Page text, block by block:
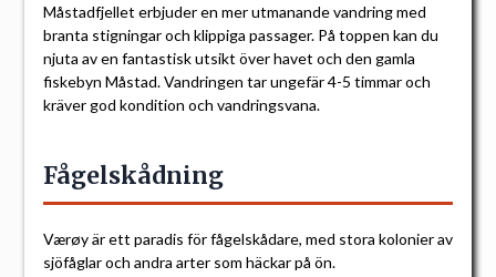
Måstadfjellet erbjuder en mer utmanande vandring med
branta stigningar och klippiga passager. På toppen kan du
njuta av en fantastisk utsikt över havet och den gamla
fiskebyn Måstad. Vandringen tar ungefär 4-5 timmar och
kräver god kondition och vandringsvana.
Fågelskådning
Værøy är ett paradis för fågelskådare, med stora kolonier av
sjöfåglar och andra arter som häckar på ön.